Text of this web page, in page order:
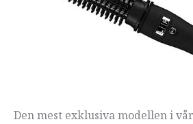
Den mest exklusiva modellen i